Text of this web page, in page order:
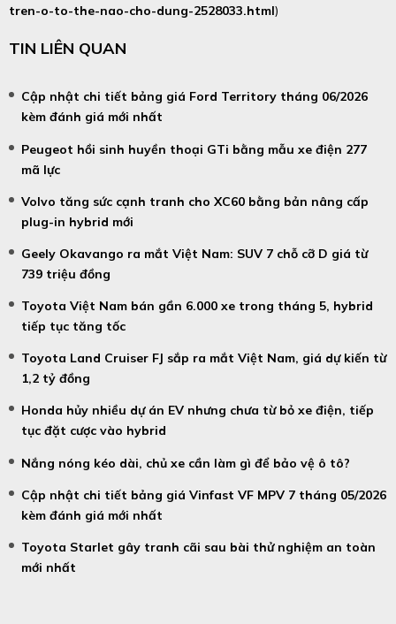
tren-o-to-the-nao-cho-dung-2528033.html)
TIN LIÊN QUAN
Cập nhật chi tiết bảng giá Ford Territory tháng 06/2026
kèm đánh giá mới nhất
Peugeot hồi sinh huyền thoại GTi bằng mẫu xe điện 277
mã lực
Volvo tăng sức cạnh tranh cho XC60 bằng bản nâng cấp
plug-in hybrid mới
Geely Okavango ra mắt Việt Nam: SUV 7 chỗ cỡ D giá từ
739 triệu đồng
Toyota Việt Nam bán gần 6.000 xe trong tháng 5, hybrid
tiếp tục tăng tốc
Toyota Land Cruiser FJ sắp ra mắt Việt Nam, giá dự kiến từ
1,2 tỷ đồng
Honda hủy nhiều dự án EV nhưng chưa từ bỏ xe điện, tiếp
tục đặt cược vào hybrid
Nắng nóng kéo dài, chủ xe cần làm gì để bảo vệ ô tô?
Cập nhật chi tiết bảng giá Vinfast VF MPV 7 tháng 05/2026
kèm đánh giá mới nhất
Toyota Starlet gây tranh cãi sau bài thử nghiệm an toàn
mới nhất